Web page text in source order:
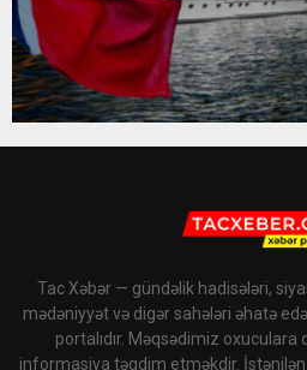
Tac Xəbər — gündəlik hadisələri,
mədəniyyət və digər sahələri əhatə
portalıdır. Məqsədimiz oxuculara
informasiya təqdim etməkdir.